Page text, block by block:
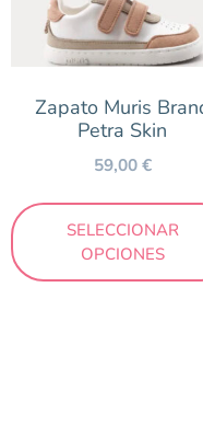
Zapato Muris
Petra Skin
59,00€
SELECCIONAR
OPCIONES